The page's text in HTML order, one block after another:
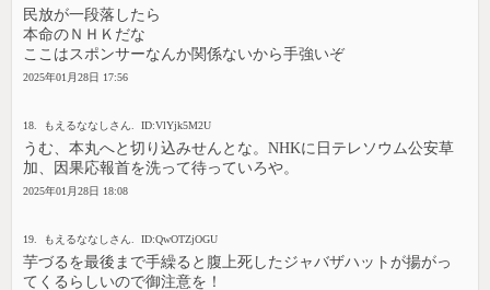
民放が一段落したら
本命のＮＨＫだな
ここはスポンサーなんか関係ないから手強いぞ
2025年01月28日 17:56
18. もえるななしさん. ID:VlYjk5M2U
うむ、本丸へと切り込みせんとな。NHKに日テレソウム公安草
加、因果応報首を洗って待っていろや。
2025年01月28日 18:08
19. もえるななしさん. ID:QwOTZjOGU
芋づるを最後まで手繰ると腹上死したジャバザハットが揚がっ
てくるらしいので御注意を！